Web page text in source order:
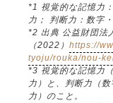
*1 視覚的な記憶力
力； 判断力：数字
*2 出典 公益財団法
（2022） https://
tyoju/rouka/nou-
*3 視覚的な記憶力
力）と、判断力（
力）のこと。